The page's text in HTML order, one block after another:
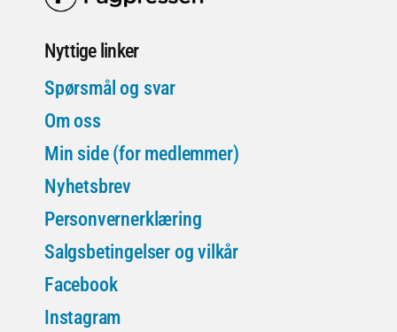
Nyttige linker
Spørsmål og svar
Om oss
Min side (for medlemmer)
Nyhetsbrev
Personvernerklæring
Salgsbetingelser og vilkår
Facebook
Instagram